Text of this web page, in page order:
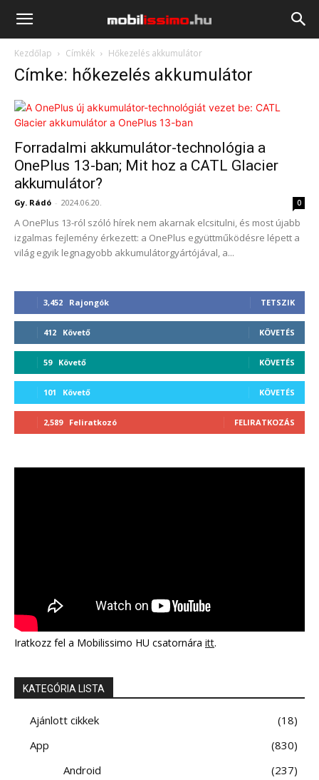
Mobilissimo.hu
Kezdőlap Címkék Hőkezelés akkumulátor
Címke: hőkezelés akkumulátor
Forradalmi akkumulátor-technológia a
OnePlus 13-ban; Mit hoz a CATL Glacier
akkumulátor?
Gy. Rádó - 2024.06.20. 0
A OnePlus 13-ról szóló hírek nem akarnak elcsitulni, és most újabb
izgalmas fejlemény érkezett: a OnePlus együttműködésre lépett a
világ egyik legnagyobb akkumulátorgyártójával, a...
3,452 Rajongók TETSZIK
412 Követő KÖVETÉS
59 Követő KÖVETÉS
101 Követő KÖVETÉS
2,589 Feliratkozó FELIRATKOZÁS
Iratkozz fel a Mobilissimo HU csatornára itt.
KATEGÓRIA LISTA
Ajánlott cikkek
18
App
830
Android
237